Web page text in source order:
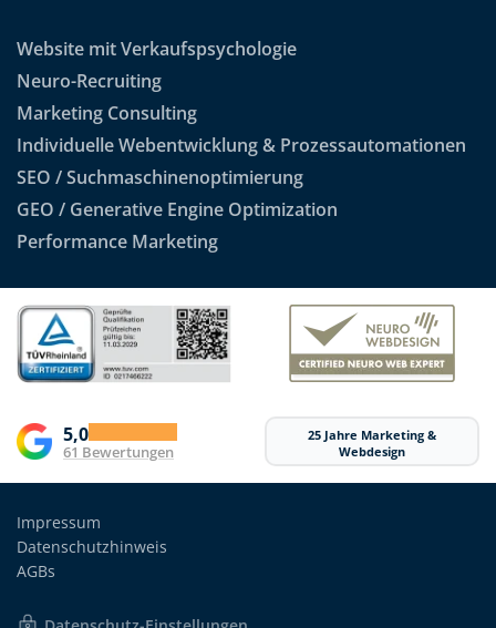
Website mit Verkaufspsychologie
Neuro-Recruiting
Marketing Consulting
Individuelle Webentwicklung & Prozessautomationen
SEO / Suchmaschinenoptimierung
GEO / Generative Engine Optimization
Performance Marketing
5,0
61 Bewertungen
25 Jahre Marketing &
Webdesign
Impressum
Datenschutzhinweis
AGBs